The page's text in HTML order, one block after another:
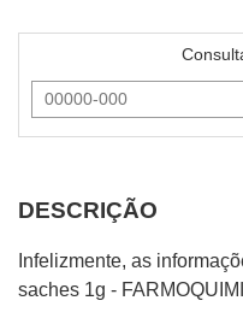
DESCRIÇÃO
Infelizmente, as
saches 1g -